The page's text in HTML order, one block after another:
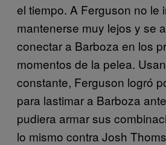
el tiempo. A Ferguson no le
mantenerse muy lejos y se
conectar a Barboza en los
momentos de la pelea.
constante, Ferguson logró
para lastimar a Barboza
pudiera armar sus
lo mismo contra Josh